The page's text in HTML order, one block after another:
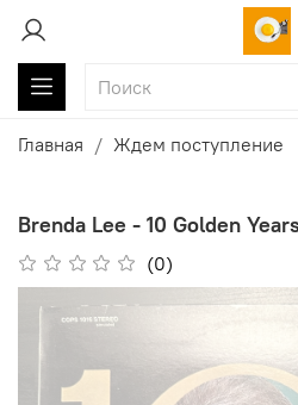
Главная Ждем поступление
Brenda Lee - 10 Golden
(0)